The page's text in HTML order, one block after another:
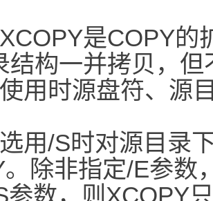
XCOPY是COPY
结构一并拷贝，
使用时源盘符、源
选用/S时对源目录
。除非指定/E参数
参数，则XCOPY